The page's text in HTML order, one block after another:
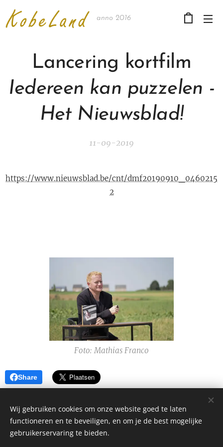
anno 2016
Lancering kortfilm
Iedereen kan puzzelen -
Het Nieuwsblad!
11-09-2019
https://www.nieuwsblad.be/cnt/dmf20190910_0460215
2
Foto: Mathias Franco
Share
Wij gebruiken cookies om onze website goed te laten
functioneren en te beveiligen, en om je de best mogelijke
gebruikerservaring te bieden.